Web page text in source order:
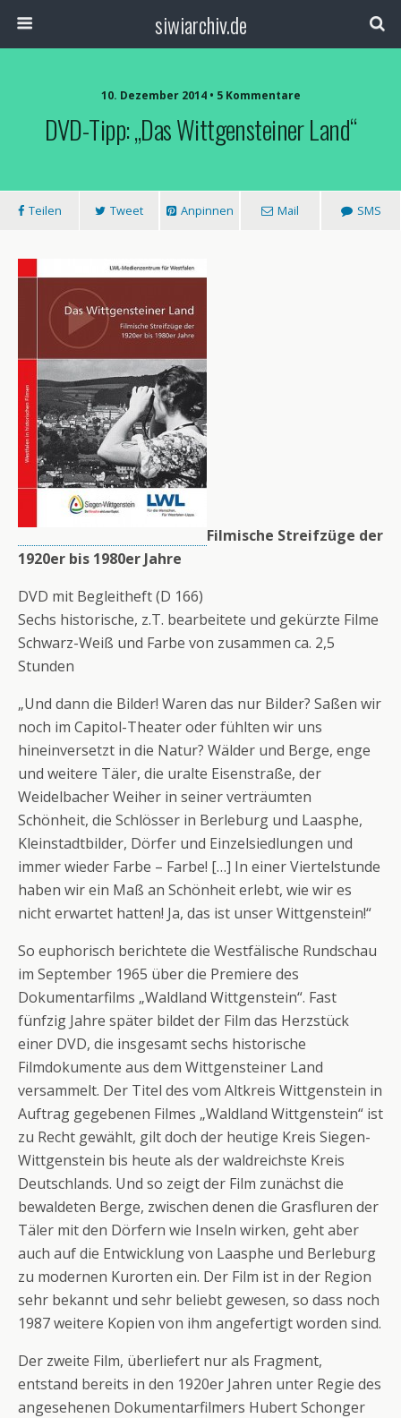
siwiarchiv.de
10. Dezember 2014 • 5 Kommentare
DVD-Tipp: „Das Wittgensteiner Land“
Teilen Tweet Anpinnen Mail SMS
Filmische Streifzüge der
1920er bis 1980er Jahre
DVD mit Begleitheft (D 166)
Sechs historische, z.T. bearbeitete und gekürzte Filme
Schwarz-Weiß und Farbe von zusammen ca. 2,5
Stunden
„Und dann die Bilder! Waren das nur Bilder? Saßen wir
noch im Capitol-Theater oder fühlten wir uns
hineinversetzt in die Natur? Wälder und Berge, enge
und weitere Täler, die uralte Eisenstraße, der
Weidelbacher Weiher in seiner verträumten
Schönheit, die Schlösser in Berleburg und Laasphe,
Kleinstadtbilder, Dörfer und Einzelsiedlungen und
immer wieder Farbe – Farbe! […] In einer Viertelstunde
haben wir ein Maß an Schönheit erlebt, wie wir es
nicht erwartet hatten! Ja, das ist unser Wittgenstein!“
So euphorisch berichtete die Westfälische Rundschau
im September 1965 über die Premiere des
Dokumentarfilms „Waldland Wittgenstein“. Fast
fünfzig Jahre später bildet der Film das Herzstück
einer DVD, die insgesamt sechs historische
Filmdokumente aus dem Wittgensteiner Land
versammelt. Der Titel des vom Altkreis Wittgenstein in
Auftrag gegebenen Filmes „Waldland Wittgenstein“ ist
zu Recht gewählt, gilt doch der heutige Kreis Siegen-
Wittgenstein bis heute als der waldreichste Kreis
Deutschlands. Und so zeigt der Film zunächst die
bewaldeten Berge, zwischen denen die Grasfluren der
Täler mit den Dörfern wie Inseln wirken, geht aber
auch auf die Entwicklung von Laasphe und Berleburg
zu modernen Kurorten ein. Der Film ist in der Region
sehr bekannt und sehr beliebt gewesen, so dass noch
1987 weitere Kopien von ihm angefertigt worden sind.
Der zweite Film, überliefert nur als Fragment,
entstand bereits in den 1920er Jahren unter Regie des
angesehenen Dokumentarfilmers Hubert Schonger